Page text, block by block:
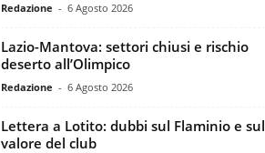
Redazione - 6 Agosto 2026
Lazio-Mantova: settori chiusi e rischio
deserto all’Olimpico
Redazione - 6 Agosto 2026
Lettera a Lotito: dubbi sul Flaminio e sul
valore del club